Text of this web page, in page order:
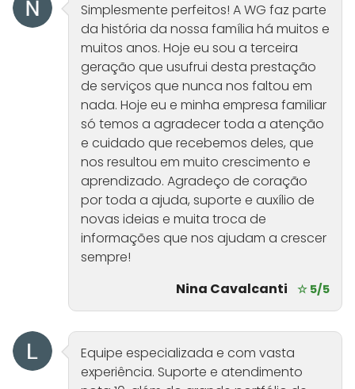
Simplesmente perfeitos! A WG faz parte
da história da nossa família há muitos e
muitos anos. Hoje eu sou a terceira
geração que usufrui desta prestação
de serviços que nunca nos faltou em
nada. Hoje eu e minha empresa familiar
só temos a agradecer toda a atenção
e cuidado que recebemos deles, que
nos resultou em muito crescimento e
aprendizado. Agradeço de coração
por toda a ajuda, suporte e auxílio de
novas ideias e muita troca de
informações que nos ajudam a crescer
sempre!
Nina Cavalcanti
☆ 5/5
Equipe especializada e com vasta
experiência. Suporte e atendimento